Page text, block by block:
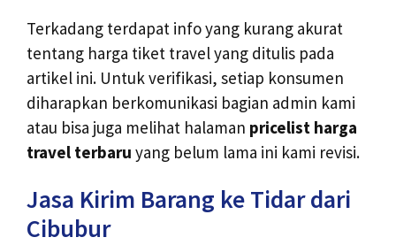
Terkadang terdapat info yang kurang akurat
tentang harga tiket travel yang ditulis pada
artikel ini. Untuk verifikasi, setiap konsumen
diharapkan berkomunikasi bagian admin kami
atau bisa juga melihat halaman pricelist harga
travel terbaru yang belum lama ini kami revisi.
Jasa Kirim Barang ke Tidar dari
Cibubur